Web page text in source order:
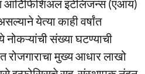
आर्टिफिशिअल इंटेलिजन्स (एआय)
येत्या काही वर्षांत
नोकऱ्यांची संख्या घटण्याची
रोजगाराचा मुख्य आधार लाखो